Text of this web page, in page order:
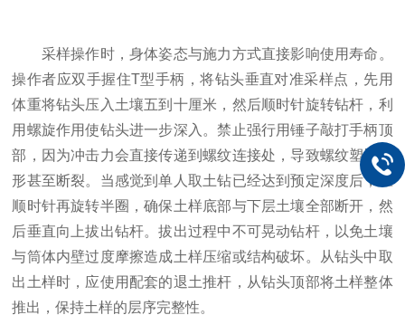
采样操作时，身体姿态与施力方式直接影响使用寿命。
操作者应双手握住T型手柄，将钻头垂直对准采样点，先用
体重将钻头压入土壤五到十厘米，然后顺时针旋转钻杆，利
用螺旋作用使钻头进一步深入。禁止强行用锤子敲打手柄顶
部，因为冲击力会直接传递到螺纹连接处，导致螺纹塑性变
形甚至断裂。当感觉到单人取土钻已经达到预定深度后，应
顺时针再旋转半圈，确保土样底部与下层土壤全部断开，然
后垂直向上拔出钻杆。拔出过程中不可晃动钻杆，以免土壤
与筒体内壁过度摩擦造成土样压缩或结构破坏。从钻头中取
出土样时，应使用配套的退土推杆，从钻头顶部将土样整体
推出，保持土样的层序完整性。